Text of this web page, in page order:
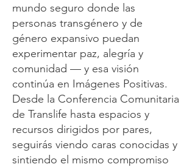
mundo seguro donde las
personas transgénero y de
género expansivo puedan
experimentar paz, alegría y
comunidad — y esa visión
continúa en Imágenes Positivas.
Desde la Conferencia Comunitaria
de Translife hasta espacios y
recursos dirigidos por pares,
seguirás viendo caras conocidas y
sintiendo el mismo compromiso